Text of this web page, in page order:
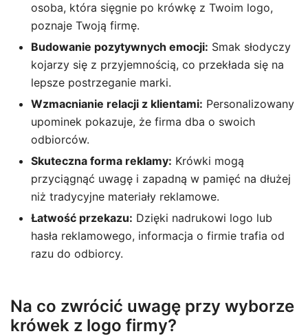
osoba, która sięgnie po krówkę z Twoim logo,
poznaje Twoją firmę.
Budowanie pozytywnych emocji: Smak słodyczy
kojarzy się z przyjemnością, co przekłada się na
lepsze postrzeganie marki.
Wzmacnianie relacji z klientami: Personalizowany
upominek pokazuje, że firma dba o swoich
odbiorców.
Skuteczna forma reklamy: Krówki mogą
przyciągnąć uwagę i zapadną w pamięć na dłużej
niż tradycyjne materiały reklamowe.
Łatwość przekazu: Dzięki nadrukowi logo lub
hasła reklamowego, informacja o firmie trafia od
razu do odbiorcy.
Na co zwrócić uwagę przy wyborze
krówek z logo firmy?